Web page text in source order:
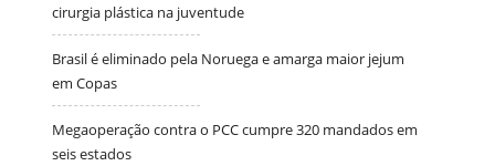
cirurgia plástica na juventude
Brasil é eliminado pela Noruega e amarga maior jejum
em Copas
Megaoperação contra o PCC cumpre 320 mandados em
seis estados